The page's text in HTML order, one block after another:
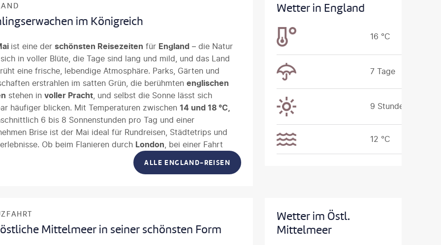
im Königreich
ist eine der schönsten Reisezeiten für England – die Natur
in voller Blüte, die Tage sind lang und mild, und das Land
eine frische, lebendige Atmosphäre. Parks, Gärten und
erstrahlen im satten Grün, die berühmten englischen
stehen in voller Pracht, und selbst die Sonne lässt sich
häufiger blicken. Mit Temperaturen zwischen 14 und 18 °C,
6 bis 8 Sonnenstunden pro Tag und einer
Brise ist der Mai ideal für Rundreisen, Städtetrips und
Ob beim Flanieren durch London, bei einer Fahrt
Cornwall
die sanften Hügel der Cotswolds – das Wetter lädt zum
ALLE ENGLAND-REISEN
Wetter in England
16 °C
7 Tage
9 Stunden
12 °C
Mittelmeer in seiner schönsten Form
Wetter im Östl.
Mittelmeer